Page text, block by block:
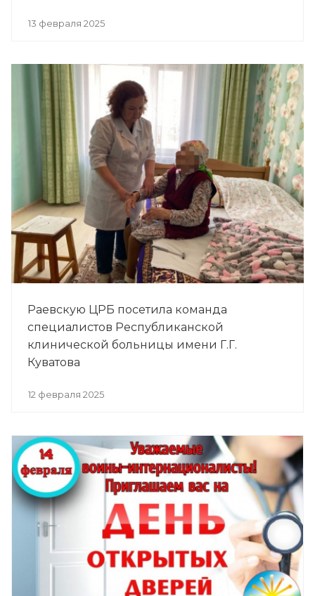
13 февраля 2025
Раевскую ЦРБ посетила команда
специалистов Республиканской
клинической больницы имени Г.Г.
Куватова
12 февраля 2025